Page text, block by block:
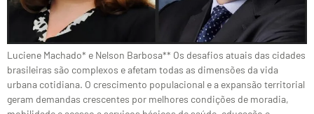
Luciene Machado* e Nelson Barbosa** Os desafios atuais das cidades
brasileiras são complexos e afetam todas as dimensões da vida
urbana cotidiana. O crescimento populacional e a expansão territorial
geram demandas crescentes por melhores condições de moradia,